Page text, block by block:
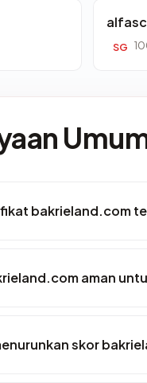
SG
bakrieland.com
aman
skor